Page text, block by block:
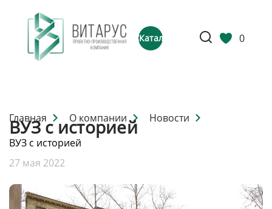
Каталог 0
Главная О компании
Новости
ВУЗ с историей
ВУЗ с историей
27 мая 2022